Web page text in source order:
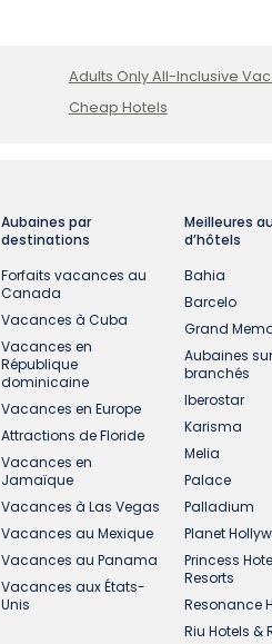
Adults Only All-Inclusive
Cheap Hotels
Aubaines par
destinations
Forfaits vacances au
Canada
Vacances à Cuba
Vacances en
République
dominicaine
Vacances en Europe
Attractions de Floride
Vacances en
Jamaïque
Vacances à Las Vegas
Vacances au Mexique
Vacances au Panama
Vacances aux États-
Unis
Meilleures
d’hôtels
Bahia
Barcelo
Grand
Aubaines
branchés
Iberostar
Karisma
Melia
Palace
Palladium
Planet
Princess
Resorts
Resonance
Riu Hotels &